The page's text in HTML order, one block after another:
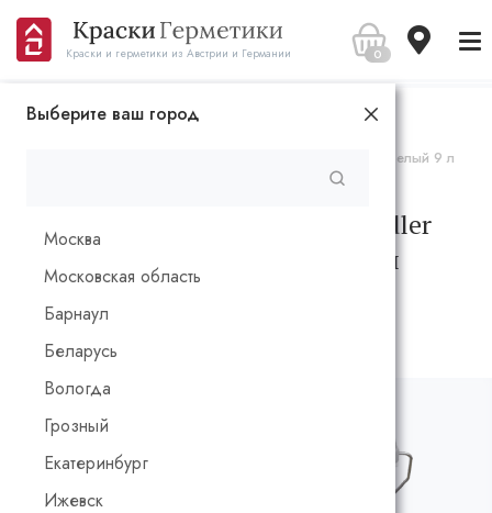
Краски и герметики из Австрии и Германии 0
Выберите ваш город
Москва
Московская область
Барнаул
Беларусь
Вологда
Грозный
Екатеринбург
Ижевск
Белая изолирующая краска Adler Aviva Isolier-Weiß СТ Белый 9 л
Белая изолирующая краска Adler
Aviva Isolier-Weiß СТ Белый 9 л